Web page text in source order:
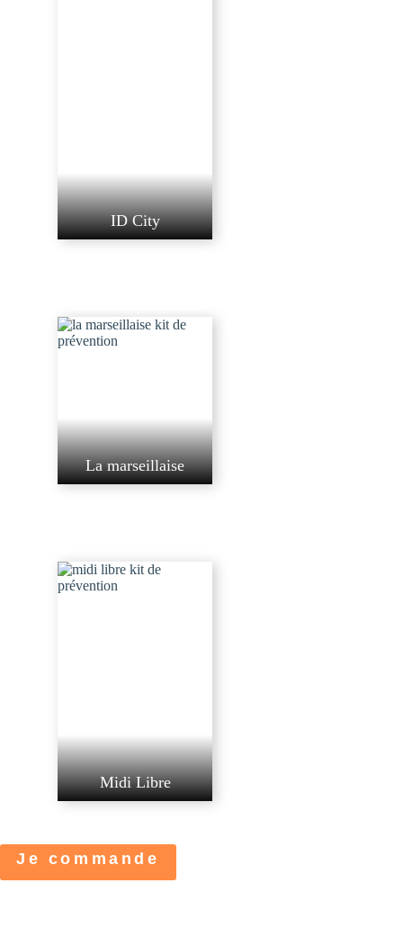
ID City
La marseillaise
Midi Libre
Je commande